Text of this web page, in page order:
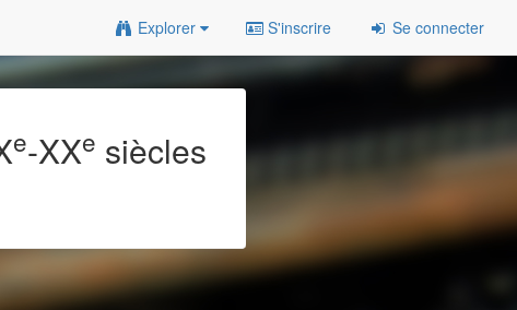
Explorer S'inscrire Se connecter
e-XXe siècles